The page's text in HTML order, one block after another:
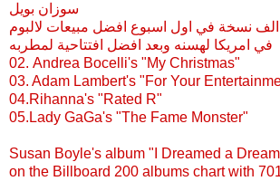
سوزان بويل
وباع اكثر من 701 الف نسخة في اول اسبوع افضل مبيعات لالبوم
في امريكا لهسنه وبعد افضل افتتاحية لمطربه
02. Andrea Bocelli's "My Christmas"
03. Adam Lambert's "For Your
04.Rihanna's "Rated R"
05.Lady GaGa's "The Fame Monster"
Susan Boyle's album "I Dreamed a
on the Billboard 200 albums chart with